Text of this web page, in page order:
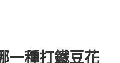
一種打鐵豆花